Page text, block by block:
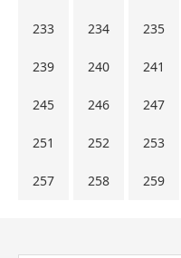
233 234 235
239 240 241
245 246 247
251 252 253
257 258 259